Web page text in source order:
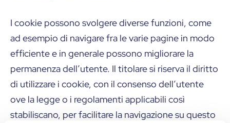
I cookie possono svolgere diverse funzioni, come
ad esempio di navigare fra le varie pagine in modo
efficiente e in generale possono migliorare la
permanenza dell’utente. Il titolare si riserva il diritto
di utilizzare i cookie, con il consenso dell’utente
ove la legge o i regolamenti applicabili così
stabiliscano, per facilitare la navigazione su questo